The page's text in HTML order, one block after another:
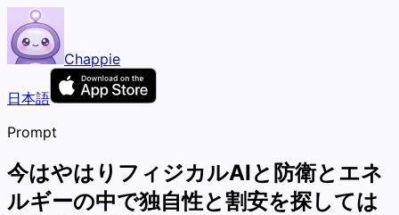
Chappie
日本語
Prompt
今はやはりフィジカルAIと防衛とエネ
ルギーの中で独自性と割安を探しては